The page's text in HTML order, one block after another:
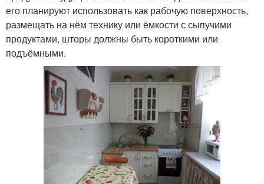
его планируют использовать как рабочую поверхность,
размещать на нём технику или ёмкости с сыпучими
продуктами, шторы должны быть короткими или
подъёмными.